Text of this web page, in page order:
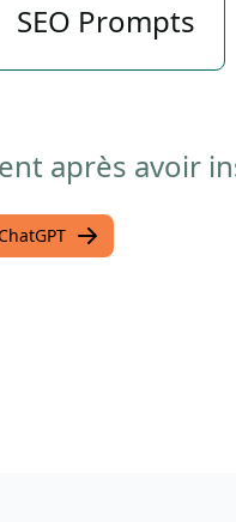
SEO Prompts
après avoir